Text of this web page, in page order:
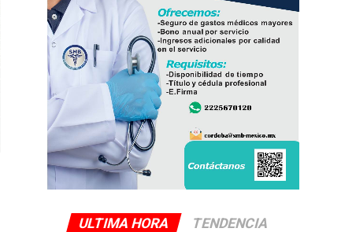
ULTIMA HORA
TENDENCIA